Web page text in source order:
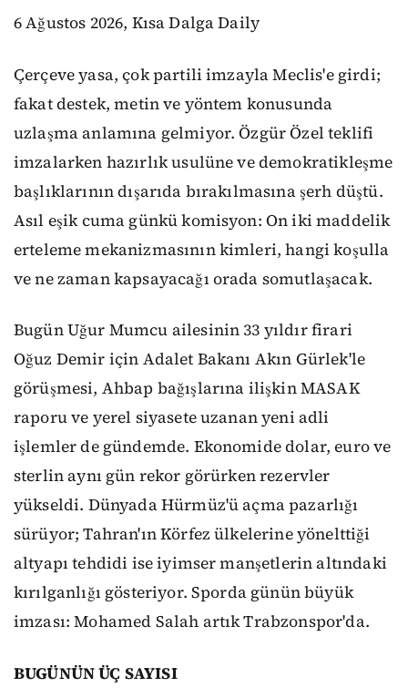
6 Ağustos 2026, Kısa Dalga Daily
Çerçeve yasa, çok partili imzayla Meclis'e girdi;
fakat destek, metin ve yöntem konusunda
uzlaşma anlamına gelmiyor. Özgür Özel teklifi
imzalarken hazırlık usulüne ve demokratikleşme
başlıklarının dışarıda bırakılmasına şerh düştü.
Asıl eşik cuma günkü komisyon: On iki maddelik
erteleme mekanizmasının kimleri, hangi koşulla
ve ne zaman kapsayacağı orada somutlaşacak.
Bugün Uğur Mumcu ailesinin 33 yıldır firari
Oğuz Demir için Adalet Bakanı Akın Gürlek'le
görüşmesi, Ahbap bağışlarına ilişkin MASAK
raporu ve yerel siyasete uzanan yeni adli
işlemler de gündemde. Ekonomide dolar, euro ve
sterlin aynı gün rekor görürken rezervler
yükseldi. Dünyada Hürmüz'ü açma pazarlığı
sürüyor; Tahran'ın Körfez ülkelerine yönelttiği
altyapı tehdidi ise iyimser manşetlerin altındaki
kırılganlığı gösteriyor. Sporda günün büyük
imzası: Mohamed Salah artık Trabzonspor'da.
BUGÜNÜN ÜÇ SAYISI